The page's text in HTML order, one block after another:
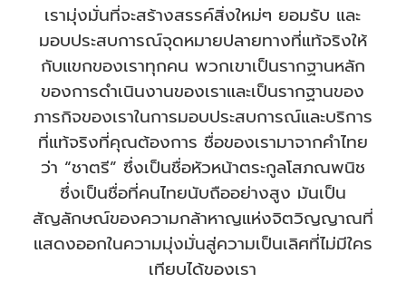
เรามุ่งมั่นที่จะสร้างสรรค์สิ่งใหม่ๆ ยอมรับ และ
มอบประสบการณ์จุดหมายปลายทางที่แท้จริงให้
กับแขกของเราทุกคน พวกเขาเป็นรากฐานหลัก
ของการดำเนินงานของเราและเป็นรากฐานของ
ภารกิจของเราในการมอบประสบการณ์และบริการ
ที่แท้จริงที่คุณต้องการ ชื่อของเรามาจากคำไทย
ว่า “ชาตรี” ซึ่งเป็นชื่อหัวหน้าตระกูลโสภณพนิช
ซึ่งเป็นชื่อที่คนไทยนับถืออย่างสูง มันเป็น
สัญลักษณ์ของความกล้าหาญแห่งจิตวิญญาณที่
แสดงออกในความมุ่งมั่นสู่ความเป็นเลิศที่ไม่มีใคร
เทียบได้ของเรา